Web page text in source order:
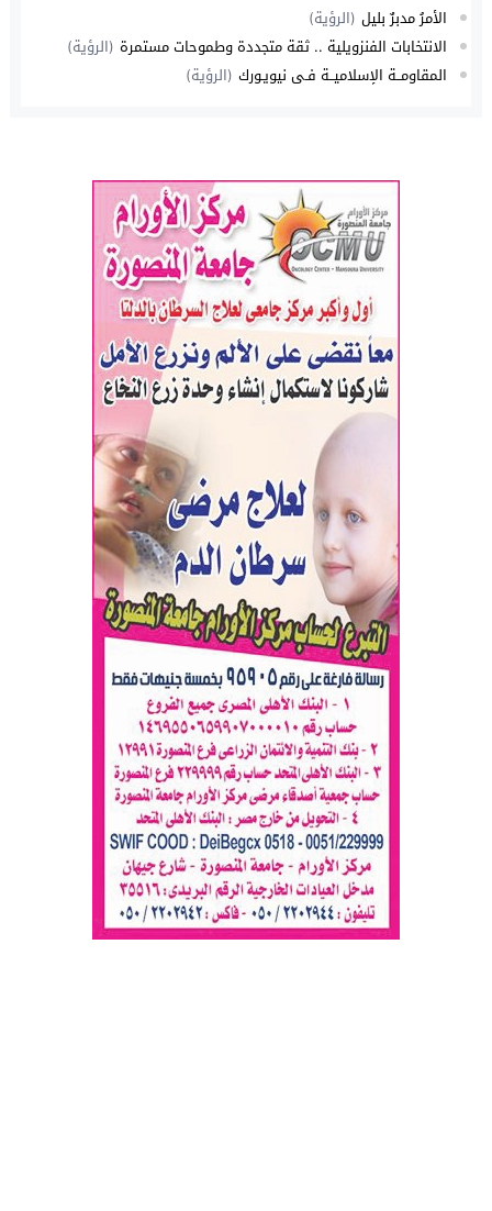
الأمرُ مدبرٌ بليل (الرؤية)
الانتخابات الفنزويلية .. ثقة متجددة وطموحات مستمرة (الرؤية)
المقاومــة الإسلاميــة فـي نيويـورك (الرؤية)